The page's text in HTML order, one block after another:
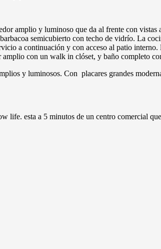
amplio y luminoso que da al frente con vistas
semicubierto con techo de vidrío. La
a continuación y con acceso al patio
con un walk in clóset, y baño completo
y luminosos. Con placares grandes
life. esta a 5 minutos de un centro comercial